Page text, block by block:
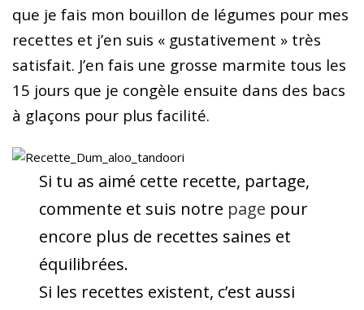
que je fais mon bouillon de légumes pour mes
recettes et j’en suis « gustativement » très
satisfait. J’en fais une grosse marmite tous les
15 jours que je congèle ensuite dans des bacs
à glaçons pour plus facilité.
Si tu as aimé cette recette, partage,
commente et suis notre page pour
encore plus de recettes saines et
équilibrées.
Si les recettes existent, c’est aussi